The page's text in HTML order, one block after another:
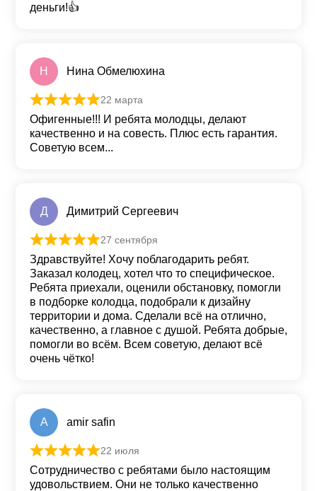
деньги!👍
Н Нина Обмелюхина
Оценка из 5
22 марта
Офигенные!!! И ребята молодцы, делают
качественно и на совесть. Плюс есть гарантия.
Советую всем...
Д Димитрий Сергеевич
Оценка
27 сентября
Здравствуйте! Хочу поблагодарить ребят.
Заказал колодец, хотел что то специфическое.
Ребята приехали, оценили обстановку, помогли
в подборке колодца, подобрали к дизайну
территории и дома. Сделали всё на отлично,
качественно, а главное с душой. Ребята добрые,
помогли во всём. Всем советую, делают всё
очень чётко!
A amir safin
Оценка
22 июля
Сотрудничество с ребятами было настоящим
удовольствием. Они не только качественно